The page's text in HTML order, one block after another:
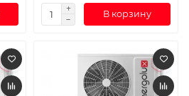
В корзину